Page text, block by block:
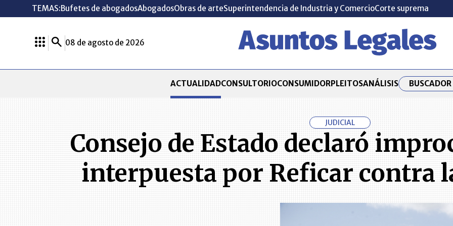
TEMAS:Bufetes de abogadosAbogadosObras de arteSuperintendencia de Industria y ComercioCorte suprema
08 de agosto de 2026
ACTUALIDADCONSULTORIOCONSUMIDORPLEITOSANÁLISIS
JUDICIAL
Consejo de Estado declaró
interpuesta por Reficar contra